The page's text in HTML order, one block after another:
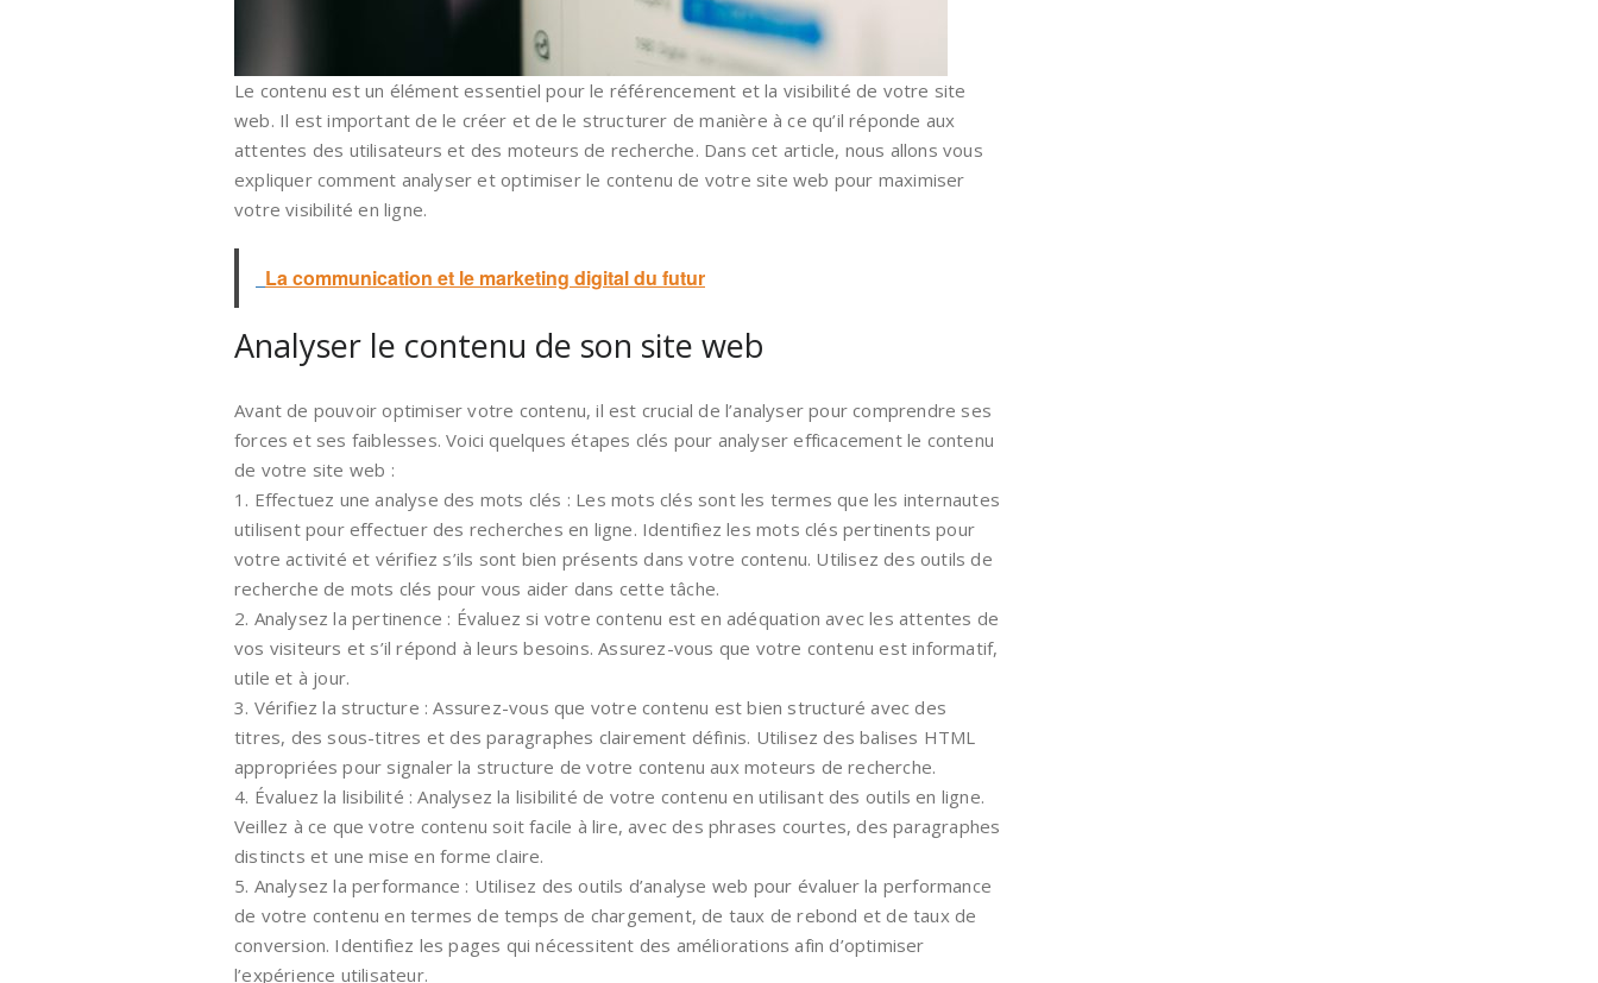
Le contenu est un élément essentiel pour le référencement et la visibilité de votre site
web. Il est important de le créer et de le structurer de manière à ce qu’il réponde aux
attentes des utilisateurs et des moteurs de recherche. Dans cet article, nous allons vous
expliquer comment analyser et optimiser le contenu de votre site web pour maximiser
votre visibilité en ligne.
La communication et le marketing digital du futur
Analyser le contenu de son site web
Avant de pouvoir optimiser votre contenu, il est crucial de l’analyser pour comprendre ses
forces et ses faiblesses. Voici quelques étapes clés pour analyser efficacement le contenu
de votre site web :
1. Effectuez une analyse des mots clés : Les mots clés sont les termes que les internautes
utilisent pour effectuer des recherches en ligne. Identifiez les mots clés pertinents pour
votre activité et vérifiez s’ils sont bien présents dans votre contenu. Utilisez des outils de
recherche de mots clés pour vous aider dans cette tâche.
2. Analysez la pertinence : Évaluez si votre contenu est en adéquation avec les attentes de
vos visiteurs et s’il répond à leurs besoins. Assurez-vous que votre contenu est informatif,
utile et à jour.
3. Vérifiez la structure : Assurez-vous que votre contenu est bien structuré avec des
titres, des sous-titres et des paragraphes clairement définis. Utilisez des balises HTML
appropriées pour signaler la structure de votre contenu aux moteurs de recherche.
4. Évaluez la lisibilité : Analysez la lisibilité de votre contenu en utilisant des outils en ligne.
Veillez à ce que votre contenu soit facile à lire, avec des phrases courtes, des paragraphes
distincts et une mise en forme claire.
5. Analysez la performance : Utilisez des outils d’analyse web pour évaluer la performance
de votre contenu en termes de temps de chargement, de taux de rebond et de taux de
conversion. Identifiez les pages qui nécessitent des améliorations afin d’optimiser
l’expérience utilisateur.